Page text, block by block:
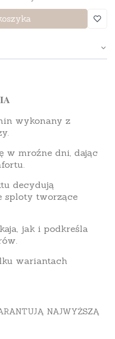
wykonany z
w mroźne dni, dając
decydują
sploty tworzące
jak i podkreśla
wariantach
NAJWYŻSZĄ